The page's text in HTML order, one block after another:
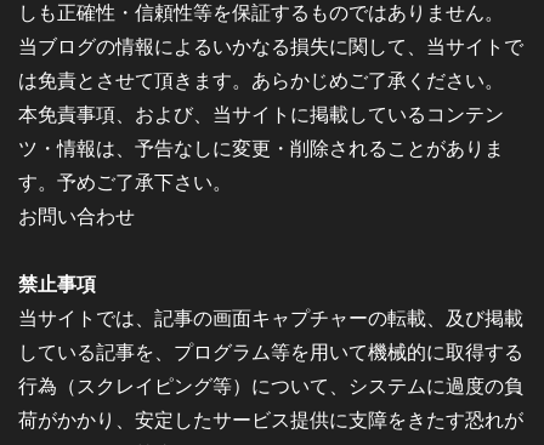
しも正確性・信頼性等を保証するものではありません。
当ブログの情報によるいかなる損失に関して、当サイトで
は免責とさせて頂きます。あらかじめご了承ください。
本免責事項、および、当サイトに掲載しているコンテン
ツ・情報は、予告なしに変更・削除されることがありま
す。予めご了承下さい。
お問い合わせ
禁止事項
当サイトでは、記事の画面キャプチャーの転載、及び掲載
している記事を、プログラム等を用いて機械的に取得する
行為（スクレイピング等）について、システムに過度の負
荷がかかり、安定したサービス提供に支障をきたす恐れが